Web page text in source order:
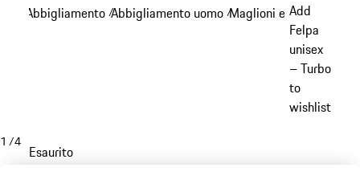
principale
Abbigliamento /Abbigliamento uomo /Maglioni e maglie a
Add
Felpa
unisex
– Turbo
to
wishlist
1 /4
Esaurito